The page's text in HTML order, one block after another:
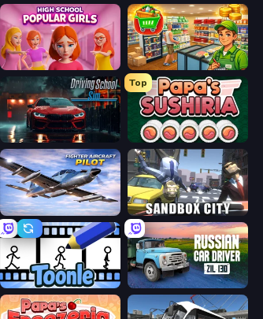
Supermarket Simulator: Desert
Driving School Simulator
Top
Papa's Sushiria
Fighter Aircraft Pilot Sandbox City
Toonle Russian Car Driver ZIL 130